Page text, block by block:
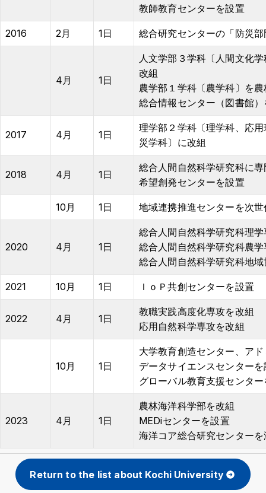
教師教育センターを設置
2016 2月 1日 総合研究センターの「防災
4月 1日
人文学部３学科〔人間文化
改組
農学部１学科〔農学科〕を
総合情報センター（図書館
2017 4月 1日
理学部２学科〔理学科、応
災学科〕に改組
2018 4月 1日
総合人間自然科学研究科に
希望創発センターを設置
10月 1日 地域連携推進センターを次
2020 4月 1日
総合人間自然科学研究科理
総合人間自然科学研究科農
総合人間自然科学研究科地
2021 10月 1日 ＩｏＰ共創センターを設置
2022 4月 1日
教職実践高度化専攻を改組
応用自然科学専攻を改組
10月 1日
大学教育創造センター、ア
データサイエンスセンター
グローバル教育支援センタ
2023 4月 1日
農林海洋科学部を改組
MEDiセンターを設置
海洋コア総合研究センター
Return to the list about Kochi University